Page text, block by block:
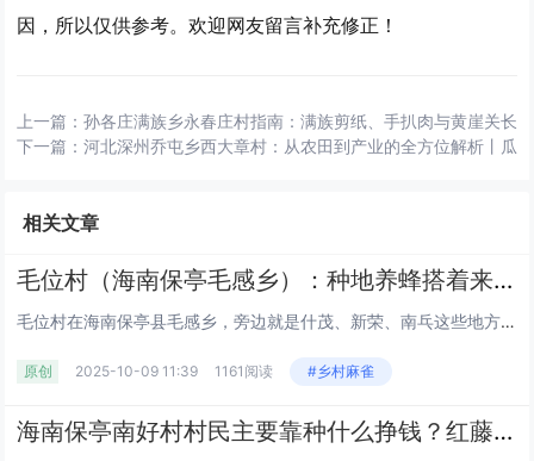
因，所以仅供参考。欢迎网友留言补充修正！
上一篇：孙各庄满族乡永春庄村指南：满族剪纸、手扒肉与黄崖关长
下一篇：河北深州乔屯乡西大章村：从农田到产业的全方位解析丨瓜
相关文章
毛位村（海南保亭毛感乡）：种地养蜂搭着来，周边呀诺达、千龙洞好逛，生活便利有快递站
毛位村在海南保亭县毛感乡，旁边就是什茂、新荣、南乓这些地方，贺茂岭的树长得密，把村子围在里头。全村大概八百来号人，分在...
原创 2025-10-09 11:39 1161阅读 #乡村麻雀
海南保亭南好村村民主要靠种什么挣钱？红藤和益智种了多少亩？作为国家森林乡村，生态环境到底怎么样？